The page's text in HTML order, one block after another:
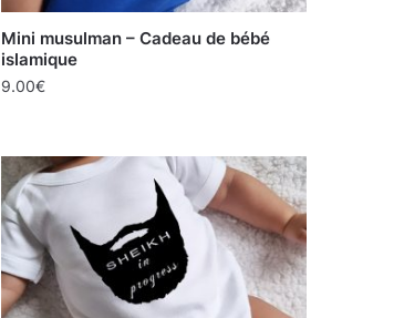
Mini musulman – Cadeau de bébé
islamique
9.00€